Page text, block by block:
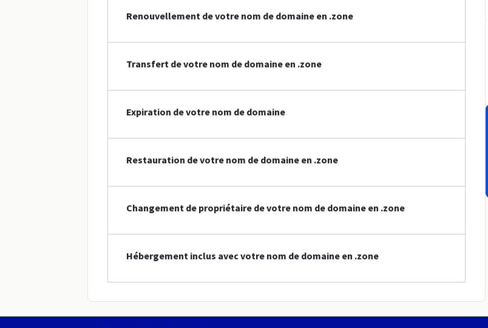
Renouvellement de votre nom de domaine en .zone
Transfert de votre nom de domaine en .zone
Expiration de votre nom de domaine
Restauration de votre nom de domaine en .zone
Changement de propriétaire de votre nom de domaine en .zone
Hébergement inclus avec votre nom de domaine en .zone